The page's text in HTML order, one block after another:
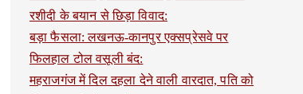
रशीदी के बयान से छिड़ा विवाद:
बड़ा फैसला: लखनऊ-कानपुर एक्सप्रेसवे पर
फिलहाल टोल वसूली बंद:
महराजगंज में दिल दहला देने वाली वारदात, पति को